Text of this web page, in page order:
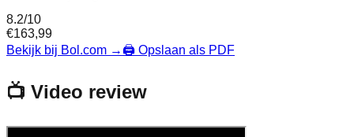
8.2/10
€163,99
Bekijk bij Bol.com →🖨️ Opslaan als PDF
📺 Video review